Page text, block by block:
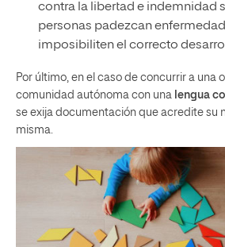
contra la libertad e indemnidad
personas padezcan
imposibiliten el correcto
Por último, en el caso de concurrir a una
comunidad autónoma con una lengua
se exija documentación que acredite su
misma.